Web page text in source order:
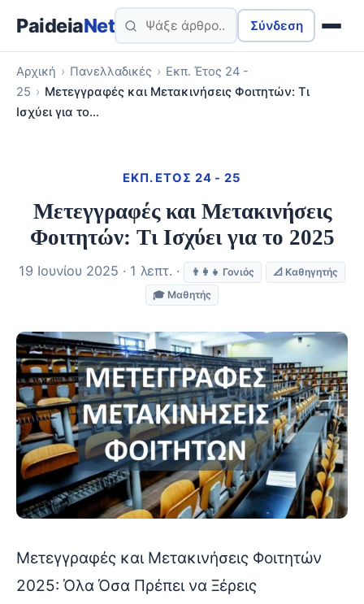
PaideiaNet Σύνδεση
Αρχική › Πανελλαδικές › Εκπ. Έτος 24 -
25 › Μετεγγραφές και Μετακινήσεις Φοιτητών: Τι
Ισχύει για το…
ΕΚΠ. ΈΤΟΣ 24 - 25
Μετεγγραφές και Μετακινήσεις
Φοιτητών: Τι Ισχύει για το 2025
19 Ιουνίου 2025 · 1 λεπτ. · 👨‍👩‍👧 Γονιός
📐 Καθηγητής
🎓 Μαθητής
Μετεγγραφές και Μετακινήσεις Φοιτητών
2025: Όλα Όσα Πρέπει να Ξέρεις